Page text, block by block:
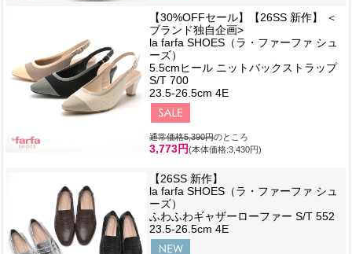
【30%OFFセール】【26SS 新作】 ＜
ブランド独自企画>
la farfa SHOES（ラ・ファーファ シュ
ーズ）
5.5cmヒール ニットバックストラップ
S/T 700
23.5-26.5cm 4E
通常価格5,390円のところ
3,773円(本体価格:3,430円)
【26SS 新作】
la farfa SHOES（ラ・ファーファ シュ
ーズ）
ふわふわギャザーローファー S/T 552
23.5-26.5cm 4E